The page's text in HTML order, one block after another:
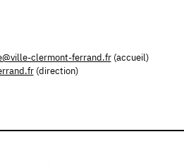
clermont-ferrand.fr(accueil)
(direction)